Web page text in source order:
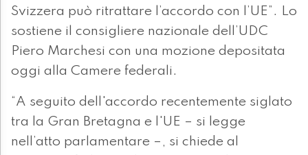
Svizzera può ritrattare l’accordo con l’UE”. Lo
sostiene il consigliere nazionale dell’UDC
Piero Marchesi con una mozione depositata
oggi alla Camere federali.
“A seguito dell'accordo recentemente siglato
tra la Gran Bretagna e l'UE – si legge
nell’atto parlamentare –, si chiede al